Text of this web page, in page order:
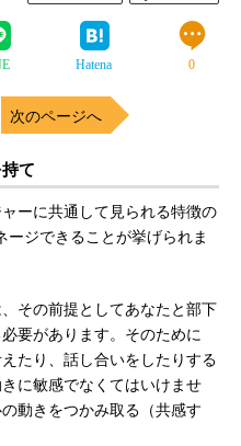
Hatena 0
次のページへ
て
ーに共通して見られる特徴の
ージできることが挙げられま
その前提としてあなたと部下
要があります。そのために
たり、話し合いをしたりする
に敏感でなくてはいけませ
動きをつかみ取る（共感す